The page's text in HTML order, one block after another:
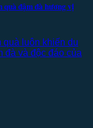
quà đậm đà hương vị
quà luôn khiến du
đà và độc đáo của